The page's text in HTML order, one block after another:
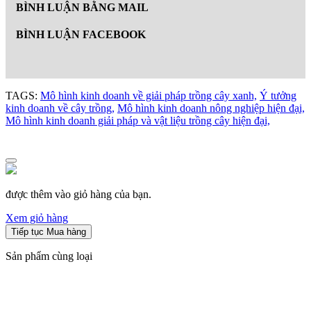
BÌNH LUẬN BẰNG MAIL
BÌNH LUẬN FACEBOOK
TAGS: Mô hình kinh doanh về giải pháp trồng cây xanh, Ý tưởng
kinh doanh về cây trồng, Mô hình kinh doanh nông nghiệp hiện đại,
Mô hình kinh doanh giải pháp và vật liệu trồng cây hiện đại,
được thêm vào giỏ hàng của bạn.
Xem giỏ hàng
Tiếp tục Mua hàng
Sản phẩm cùng loại